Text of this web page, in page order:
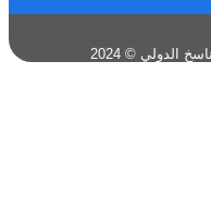
الدولي © 2024